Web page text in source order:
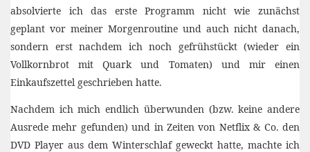
absolvierte ich das erste Programm nicht wie zunächst
geplant vor meiner Morgenroutine und auch nicht danach,
sondern erst nachdem ich noch gefrühstückt (wieder ein
Vollkornbrot mit Quark und Tomaten) und mir einen
Einkaufszettel geschrieben hatte.
Nachdem ich mich endlich überwunden (bzw. keine andere
Ausrede mehr gefunden) und in Zeiten von Netflix & Co. den
DVD Player aus dem Winterschlaf geweckt hatte, machte ich